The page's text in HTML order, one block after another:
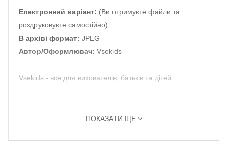
Електронний варіант: (Ви отримуєте файли та
роздруковуєте самостійно)
В архіві формат: JPEG
Автор/Оформлювач: Vsekids
Vsekids - все для вихователів, батьків та дітей
ПОКАЗАТИ ЩЕ